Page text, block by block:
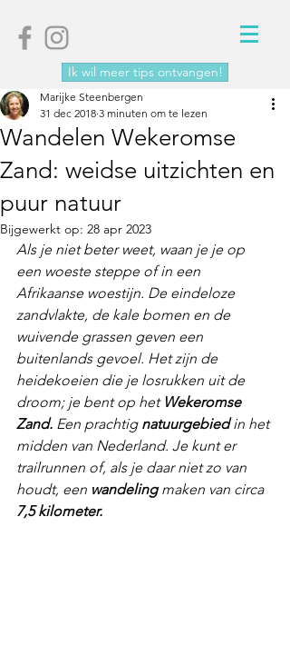
Ik wil meer tips ontvangen!
Wandelen Wekeromse
Zand: weidse uitzichten en
puur natuur
Marijke Steenbergen
31 dec 2018 3 minuten om te lezen
Bijgewerkt op: 28 apr 2023
Als je niet beter weet, waan je je op
een woeste steppe of in een
Afrikaanse woestijn. De eindeloze
zandvlakte, de kale bomen en de
wuivende grassen geven een
buitenlands gevoel. Het zijn de
heidekoeien die je losrukken uit de
droom; je bent op het Wekeromse
Zand. Een prachtig natuurgebied in het
midden van Nederland. Je kunt er
trailrunnen of, als je daar niet zo van
houdt, een wandeling maken van circa
7,5 kilometer.